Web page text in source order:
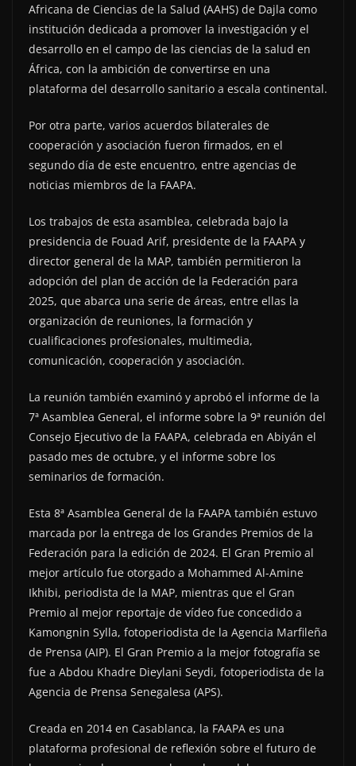
Africana de Ciencias de la Salud (AAHS) de Dajla como
institución dedicada a promover la investigación y el
desarrollo en el campo de las ciencias de la salud en
África, con la ambición de convertirse en una
plataforma del desarrollo sanitario a escala continental.
Por otra parte, varios acuerdos bilaterales de
cooperación y asociación fueron firmados, en el
segundo día de este encuentro, entre agencias de
noticias miembros de la FAAPA.
Los trabajos de esta asamblea, celebrada bajo la
presidencia de Fouad Arif, presidente de la FAAPA y
director general de la MAP, también permitieron la
adopción del plan de acción de la Federación para
2025, que abarca una serie de áreas, entre ellas la
organización de reuniones, la formación y
cualificaciones profesionales, multimedia,
comunicación, cooperación y asociación.
La reunión también examinó y aprobó el informe de la
7ª Asamblea General, el informe sobre la 9ª reunión del
Consejo Ejecutivo de la FAAPA, celebrada en Abiyán el
pasado mes de octubre, y el informe sobre los
seminarios de formación.
Esta 8ª Asamblea General de la FAAPA también estuvo
marcada por la entrega de los Grandes Premios de la
Federación para la edición de 2024. El Gran Premio al
mejor artículo fue otorgado a Mohammed Al-Amine
Ikhibi, periodista de la MAP, mientras que el Gran
Premio al mejor reportaje de vídeo fue concedido a
Kamongnin Sylla, fotoperiodista de la Agencia Marfileña
de Prensa (AIP). El Gran Premio a la mejor fotografía se
fue a Abdou Khadre Dieylani Seydi, fotoperiodista de la
Agencia de Prensa Senegalesa (APS).
Creada en 2014 en Casablanca, la FAAPA es una
plataforma profesional de reflexión sobre el futuro de